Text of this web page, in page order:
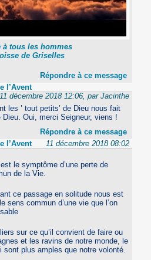
à tous les hommes
de Griselles
Répondre à ce message
l’Avent
11 décembre 2018 12:06, par Jacinthe
les ’ tout petits’ de Dieu nous fait
Oui, merci Seigneur, viens !
Répondre à ce message
l’Avent 11 décembre 2018 08:02
le symptôme d’une perte de
de la Vie.
ce passage en solitude nous est
sens commun d’une vie que l’on
sur ce qu’il convient de faire ou
et les ravins de notre monde, le
sont plus amples que notre volonté.